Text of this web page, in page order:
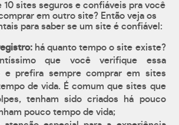
10 sites seguros e confiáveis pra você
em outro site? Então veja os
para saber se um site é confiável:
há quanto tempo o site existe?
que você verifique essa
e prefira sempre comprar em sites
de vida. É comum que sites que
tenham sido criados há pouco
pouco tempo de vida;